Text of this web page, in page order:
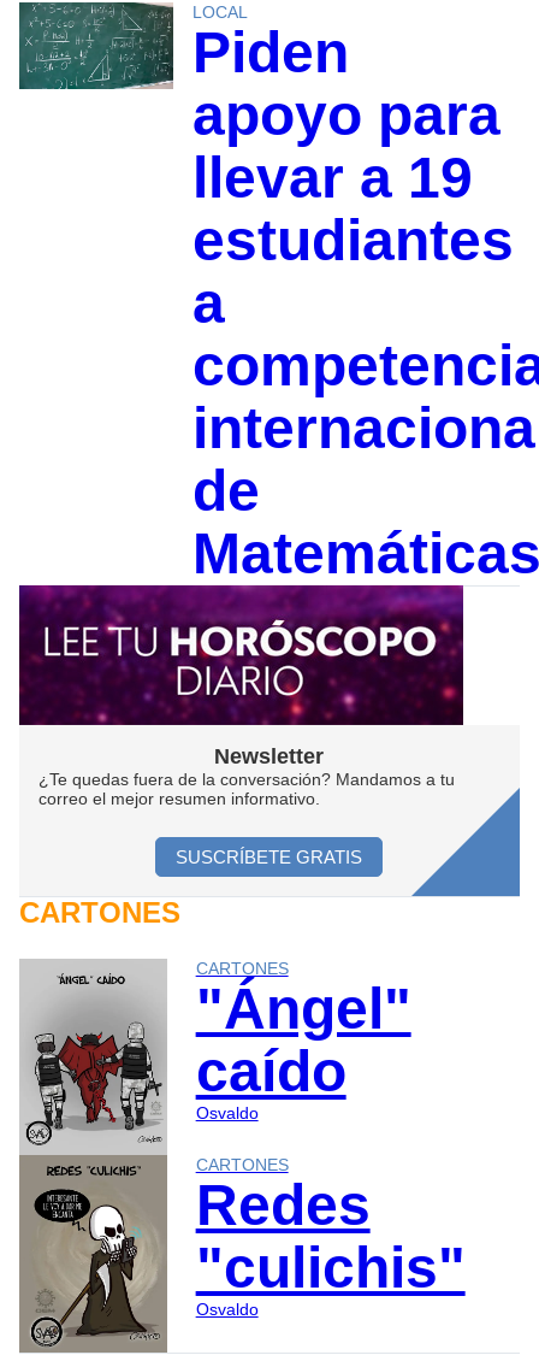
LOCAL
Piden
apoyo para
llevar a 19
estudiantes
a
de
Newsletter
¿Te quedas fuera de la conversación? Mandamos a tu
correo el mejor resumen informativo.
SUSCRÍBETE GRATIS
CARTONES
CARTONES
"Ángel"
caído
Osvaldo
CARTONES
Redes
"culichis"
Osvaldo